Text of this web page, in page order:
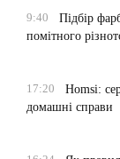
9:40
Підбір
помітного
17:20
Homsi:
домашні справи